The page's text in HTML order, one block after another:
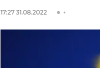
17:27 31.08.2022